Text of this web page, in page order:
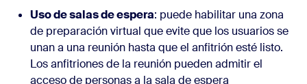
Uso de salas de espera: puede habilitar una zona
de preparación virtual que evite que los usuarios se
unan a una reunión hasta que el anfitrión esté listo.
Los anfitriones de la reunión pueden admitir el
acceso de personas a la sala de espera